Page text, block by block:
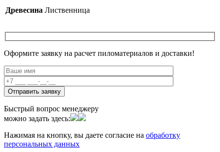
Древесина Лиственница
Оформите заявку на расчет пиломатериалов и доставки!
Быстрый вопрос менеджеру
можно задать здесь:
Нажимая на кнопку, вы даете согласие на обработку
персональных данных